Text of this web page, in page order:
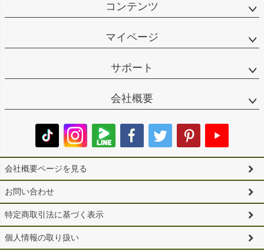
コンテンツ
マイページ
サポート
会社概要
会社概要ページを見る
お問い合わせ
特定商取引法に基づく表示
個人情報の取り扱い